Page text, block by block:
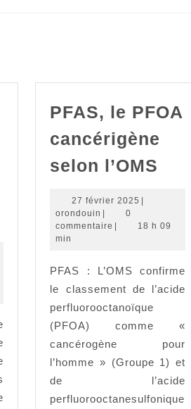
PFAS, le PFOA
cancérigène
selon l’OMS
27 février 2025 27
2025
orondouin orondouin
0
commentaire
18 h 09
min
PFAS : L’OMS confirme
le classement de l’acide
perfluorooctanoïque
(PFOA) comme «
cancérogène pour
l’homme » (Groupe 1) et
de l’acide
perfluorooctanesulfonique